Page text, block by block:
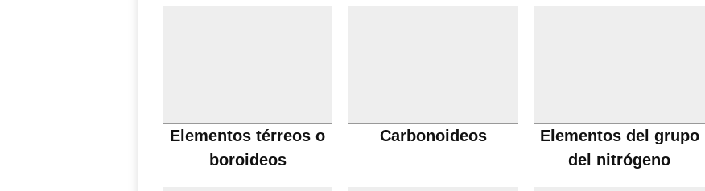
Elementos térreos o
boroideos
Carbonoideos
Elementos del grupo
del nitrógeno